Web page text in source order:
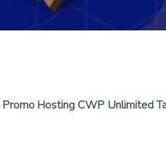
Promo Hosting CWP Unlimited